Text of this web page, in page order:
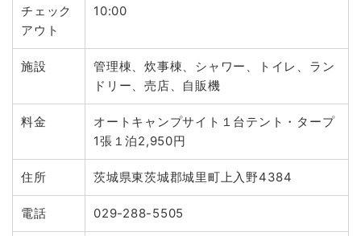
チェック
アウト
10:00
施設
管理棟、炊事棟、シャワー、トイレ、ラン
ドリー、売店、自販機
料金
オートキャンプサイト１台テント・タープ
1張１泊2,950円
住所 茨城県東茨城郡城里町上入野4384
電話 029-288-5505